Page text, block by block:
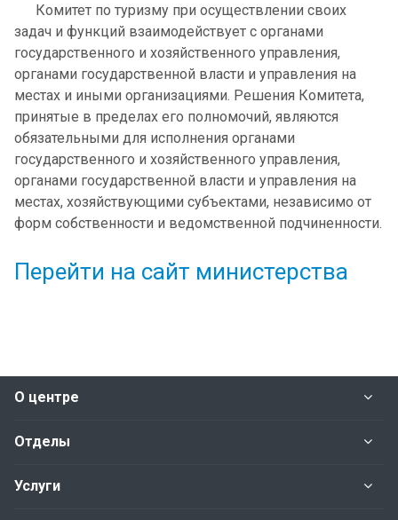
Комитет по туризму при осуществлении своих
задач и функций взаимодействует с органами
государственного и хозяйственного управления,
органами государственной власти и управления на
местах и иными организациями. Решения Комитета,
принятые в пределах его полномочий, являются
обязательными для исполнения органами
государственного и хозяйственного управления,
органами государственной власти и управления на
местах, хозяйствующими субъектами, независимо от
форм собственности и ведомственной подчиненности.
Перейти на сайт министерства
О центре
Отделы
Услуги